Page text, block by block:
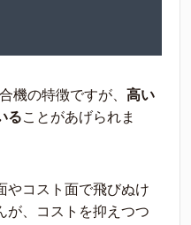
機の特徴ですが、 高い
ることがあげられま
やコスト面で飛びぬけ
が、コストを抑えつつ